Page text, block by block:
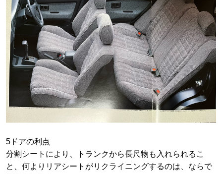
5ドアの利点
分割シートにより、トランクから長尺物も入れられるこ
と、何よりリアシートがリクライニングするのは、ならで